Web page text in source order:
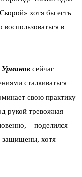
хотя бы есть
в
Урманов сейчас
сталкиваться
свою практику
рукой тревожная
– поделился
защищены, хотя